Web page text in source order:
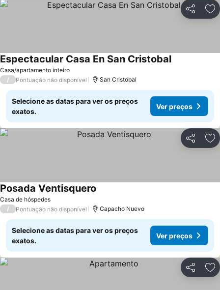
Partilhar
Casa/apartamento inteiro
Espectacular Casa En San CristobalVer preços
/ Pontuação não disponível San Cristobal
Selecione as datas para ver os preços
exatos.
Ver preços
Partilhar
Casa de hóspedes
Posada Ventisquero
/ Pontuação não disponível Capacho Nuevo
Selecione as datas para ver os preços
exatos.
Ver preços
Partilhar